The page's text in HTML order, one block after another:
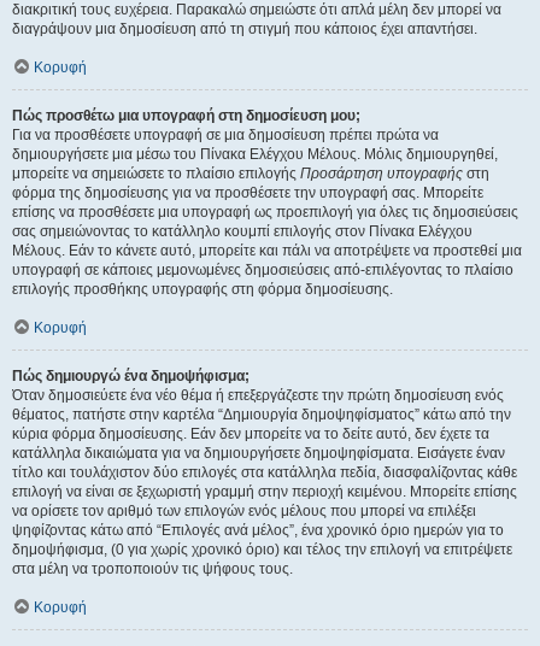
διακριτική τους ευχέρεια. Παρακαλώ σημειώστε ότι απλά μέλη δεν μπορεί να
διαγράψουν μια δημοσίευση από τη στιγμή που κάποιος έχει απαντήσει.
Κορυφή
Πώς προσθέτω μια υπογραφή στη δημοσίευση μου;
Για να προσθέσετε υπογραφή σε μια δημοσίευση πρέπει πρώτα να
δημιουργήσετε μια μέσω του Πίνακα Ελέγχου Μέλους. Μόλις δημιουργηθεί,
μπορείτε να σημειώσετε το πλαίσιο επιλογής Προσάρτηση υπογραφής στη
φόρμα της δημοσίευσης για να προσθέσετε την υπογραφή σας. Μπορείτε
επίσης να προσθέσετε μια υπογραφή ως προεπιλογή για όλες τις δημοσιεύσεις
σας σημειώνοντας το κατάλληλο κουμπί επιλογής στον Πίνακα Ελέγχου
Μέλους. Εάν το κάνετε αυτό, μπορείτε και πάλι να αποτρέψετε να προστεθεί μια
υπογραφή σε κάποιες μεμονωμένες δημοσιεύσεις από-επιλέγοντας το πλαίσιο
επιλογής προσθήκης υπογραφής στη φόρμα δημοσίευσης.
Κορυφή
Πώς δημιουργώ ένα δημοψήφισμα;
Όταν δημοσιεύετε ένα νέο θέμα ή επεξεργάζεστε την πρώτη δημοσίευση ενός
θέματος, πατήστε στην καρτέλα “Δημιουργία δημοψηφίσματος” κάτω από την
κύρια φόρμα δημοσίευσης. Εάν δεν μπορείτε να το δείτε αυτό, δεν έχετε τα
κατάλληλα δικαιώματα για να δημιουργήσετε δημοψηφίσματα. Εισάγετε έναν
τίτλο και τουλάχιστον δύο επιλογές στα κατάλληλα πεδία, διασφαλίζοντας κάθε
επιλογή να είναι σε ξεχωριστή γραμμή στην περιοχή κειμένου. Μπορείτε επίσης
να ορίσετε τον αριθμό των επιλογών ενός μέλους που μπορεί να επιλέξει
ψηφίζοντας κάτω από “Επιλογές ανά μέλος”, ένα χρονικό όριο ημερών για το
δημοψήφισμα, (0 για χωρίς χρονικό όριο) και τέλος την επιλογή να επιτρέψετε
στα μέλη να τροποποιούν τις ψήφους τους.
Κορυφή